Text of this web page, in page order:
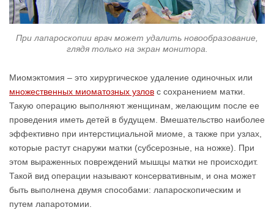
При лапароскопии врач может удалить новообразование,
глядя только на экран монитора.
Миомэктомия – это хирургическое удаление одиночных или
множественных миоматозных узлов с сохранением матки.
Такую операцию выполняют женщинам, желающим после ее
проведения иметь детей в будущем. Вмешательство наиболее
эффективно при интерстициальной миоме, а также при узлах,
которые растут снаружи матки (субсерозные, на ножке). При
этом выраженных повреждений мышцы матки не происходит.
Такой вид операции называют консервативным, и она может
быть выполнена двумя способами: лапароскопическим и
путем лапаротомии.